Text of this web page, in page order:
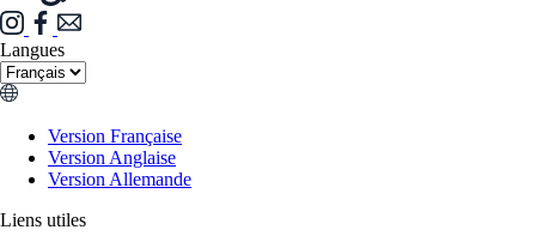
Langues
Version Française
Version Anglaise
Version Allemande
Liens utiles